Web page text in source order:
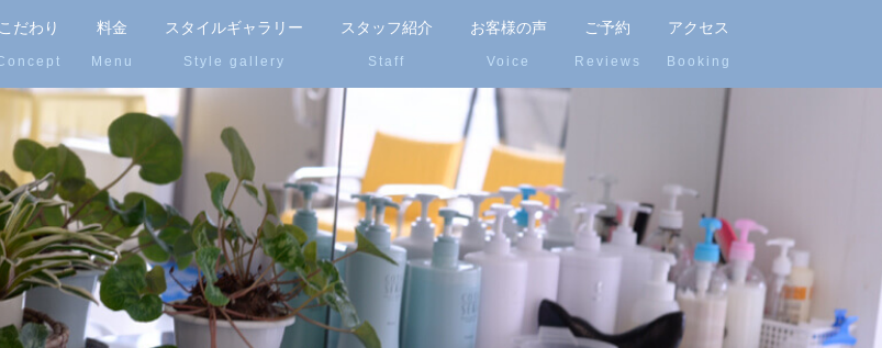
こだわり 料金 スタイルギャラリー スタッフ紹介 お客様の声 ご予約 アクセス